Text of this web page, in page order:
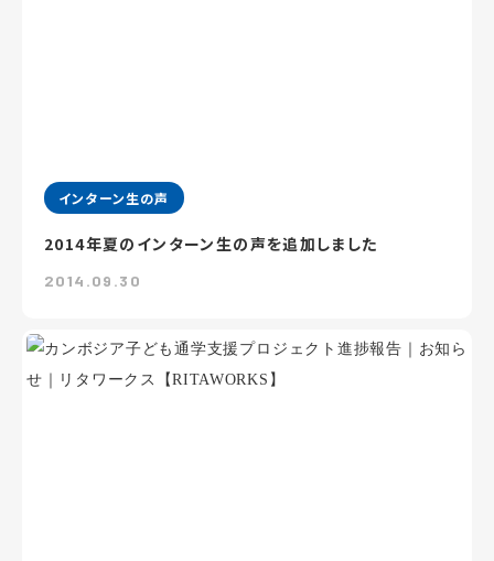
インターン生の声
2014年夏のインターン生の声を追加しました
2014.09.30